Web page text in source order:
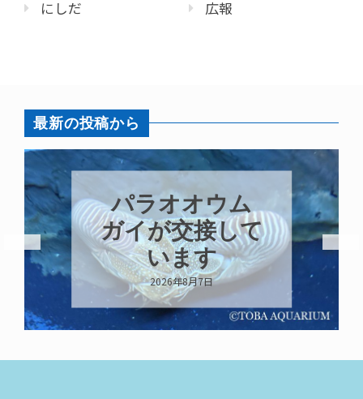
にしだ
広報
最新の投稿から
パラオオウム
ガイが交接して
います
2026年8月7日